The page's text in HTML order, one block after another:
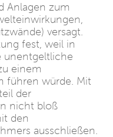
Anlagen zum
versagt.
fest, weil in
unentgeltliche
einem
führen würde. Mit
der
nicht bloß
den
ausschließen.